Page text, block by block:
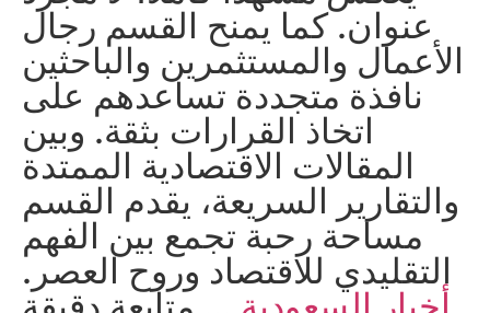
عنوان. كما يمنح القسم رجال
الأعمال والمستثمرين والباحثين
نافذة متجددة تساعدهم على
اتخاذ القرارات بثقة. وبين
المقالات الاقتصادية الممتدة
والتقارير السريعة، يقدم القسم
مساحة رحبة تجمع بين الفهم
التقليدي للاقتصاد وروح العصر.